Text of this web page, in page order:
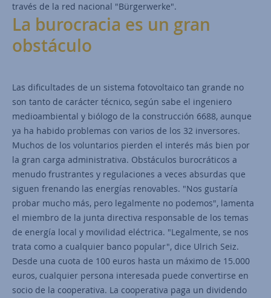
través de la red nacional "Bürgerwerke".
La burocracia es un gran
obstáculo
Las dificultades de un sistema fotovoltaico tan grande no
son tanto de carácter técnico, según sabe el ingeniero
medioambiental y biólogo de la construcción 6688, aunque
ya ha habido problemas con varios de los 32 inversores.
Muchos de los voluntarios pierden el interés más bien por
la gran carga administrativa. Obstáculos burocráticos a
menudo frustrantes y regulaciones a veces absurdas que
siguen frenando las energías renovables. "Nos gustaría
probar mucho más, pero legalmente no podemos", lamenta
el miembro de la junta directiva responsable de los temas
de energía local y movilidad eléctrica. "Legalmente, se nos
trata como a cualquier banco popular", dice Ulrich Seiz.
Desde una cuota de 100 euros hasta un máximo de 15.000
euros, cualquier persona interesada puede convertirse en
socio de la cooperativa. La cooperativa paga un dividendo